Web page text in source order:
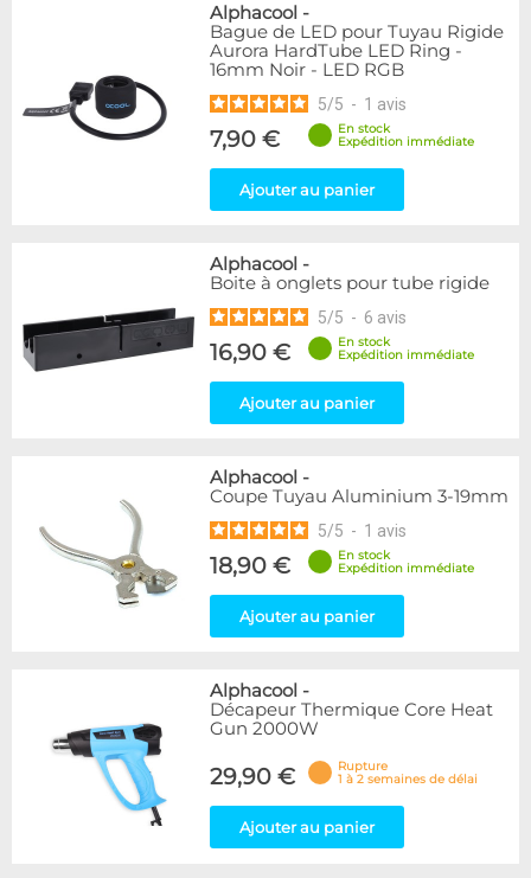
Alphacool -
Bague de LED pour Tuyau Rigide
Aurora HardTube LED Ring -
16mm Noir - LED RGB
5/5 - 1 avis
7,90 €
En stock
Expédition immédiate
Ajouter au panier
Alphacool -
Boite à onglets pour tube rigide
5/5 - 6 avis
16,90 €
En stock
Expédition immédiate
Ajouter au panier
Alphacool -
Coupe Tuyau Aluminium 3-19mm
5/5 - 1 avis
18,90 €
En stock
Expédition immédiate
Ajouter au panier
Alphacool -
Décapeur Thermique Core Heat
Gun 2000W
29,90 €
Rupture
1 à 2 semaines de délai
Ajouter au panier